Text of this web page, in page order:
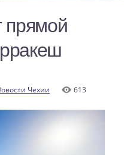
прямой
Чехии 613